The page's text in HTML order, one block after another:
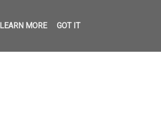
LEARN MORE GOT IT